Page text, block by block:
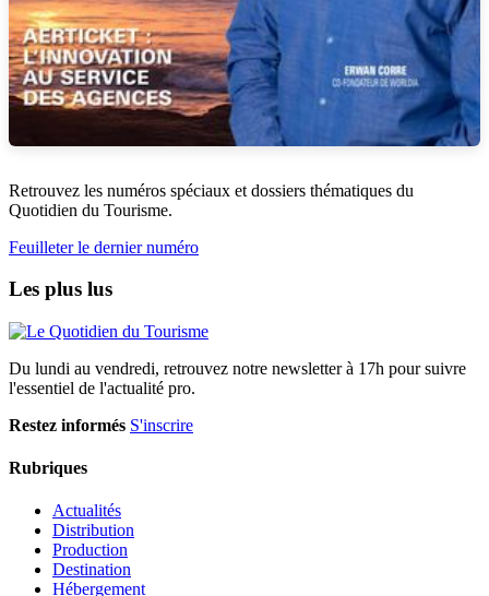
Retrouvez les numéros spéciaux et dossiers thématiques du
Quotidien du Tourisme.
Feuilleter le dernier numéro
Les plus lus
Du lundi au vendredi, retrouvez notre newsletter à 17h pour suivre
l'essentiel de l'actualité pro.
Restez informés S'inscrire
Rubriques
Actualités
Distribution
Production
Destination
Hébergement